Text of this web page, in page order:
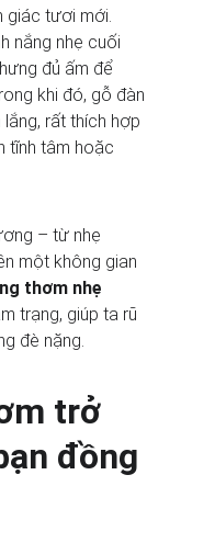
giác tươi mới.
nắng nhẹ cuối
đủ ấm để
khi đó, gỗ đàn
rất thích hợp
tĩnh tâm hoặc
– từ nhẹ
một không gian
thơm nhẹ
trạng, giúp ta rũ
đè nặng.
trở
đồng